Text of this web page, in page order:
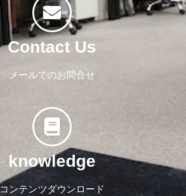
Contact Us
メールでのお問合せ
knowledge
コンテンツダウンロード